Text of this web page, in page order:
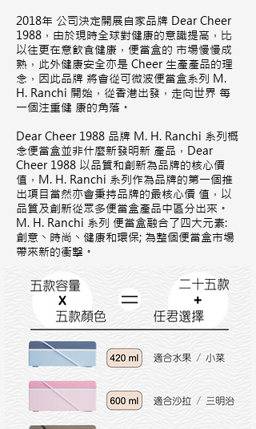
2018年 公司決定開展自家品牌 Dear Cheer
1988，由於現時全球對健康的意識提高，比
以往更在意飮食健康，便當盒的 市場慢慢成
熟，此外健康安全亦是 Cheer 生產產品的理
念，因此品牌 將會從可微波便當盒系列 M.
H. Ranchi 開始，從香港出發，走向世界 每
一個注重健 康的角落。
Dear Cheer 1988 品牌 M. H. Ranchi 系列概
念便當盒並非什麼新發明新 產品，Dear
Cheer 1988 以品質和創新為品牌的核心價
值，M. H. Ranchi 系列作為品牌的第一個推
出項目當然亦會秉持品牌的最核心價 值，以
品質及創新從眾多便當盒產品中區分出來。
M. H. Ranchi 系列 便當盒融合了四大元素:
創意丶時尚丶健康和環保; 為整個便當盒市場
帶來新的衝擊。